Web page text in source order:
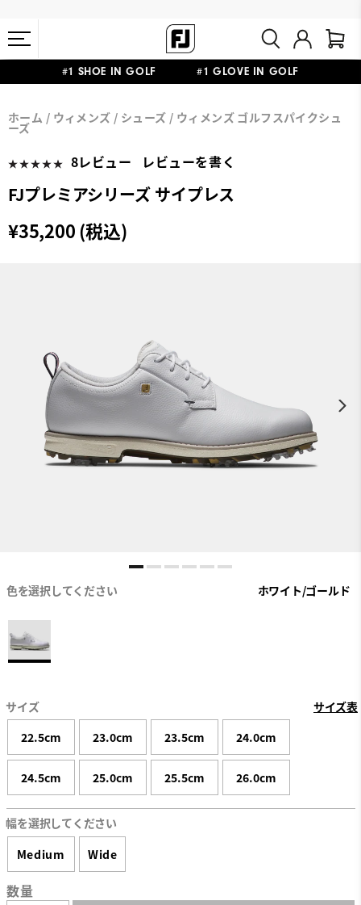
#1 SHOE IN GOLF #1 GLOVE IN GOLF
11,000円
ホーム ウィメンズ シューズ ウィメンズ ゴルフスパイクシュ
ーズ
8レビュー レビューを書く
FJプレミアシリーズ サイプレス
¥35,200 (税込)
色を選択してください ホワイト/ゴールド
サイズ
サイズ表
22.5cm
23.0cm 23.5cm 24.0cm
24.5cm 25.0cm 25.5cm 26.0cm
幅を選択してください
Medium
Wide
数量